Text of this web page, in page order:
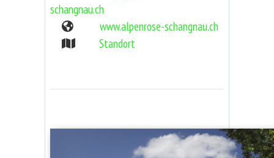
schangnau.ch
www.alpenrose-schangnau.ch
Standort